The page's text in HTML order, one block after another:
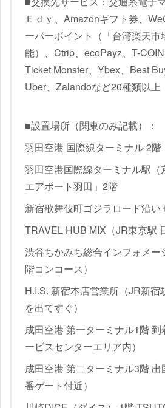
Ｅｄｙ、Amazonギフト券、
ーパーポイント（「台湾楽天市
能）、Ctrip、ecoPayz、T-COIN
Ticket Monster、Ybex、Best
Uber、Zalandoなど20種類以上
■設置場所（関東のみ記載）：
羽田空港 国際線ターミナル 2階
羽田空港国際線ターミナル駅
エアポート羽田」2階
新宿歌舞伎町ゴジラロード沿い
TRAVEL HUB MIX（JR東京駅
渋谷ちかみち総合インフォメー
階コンコース）
H.I.S. 新宿本店営業所（JR新
を出てすぐ）
成田空港 第一ターミナル1階
ービスセンターエリア内）
成田空港 第二ターミナル3階
番ゲート付近）